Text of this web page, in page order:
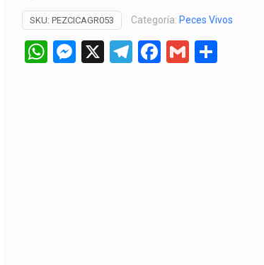
SKU: PEZCICAGR053 Categoría: Peces Vivos
WhatsApp
Messenger
X Telegram
Facebook
Gmail